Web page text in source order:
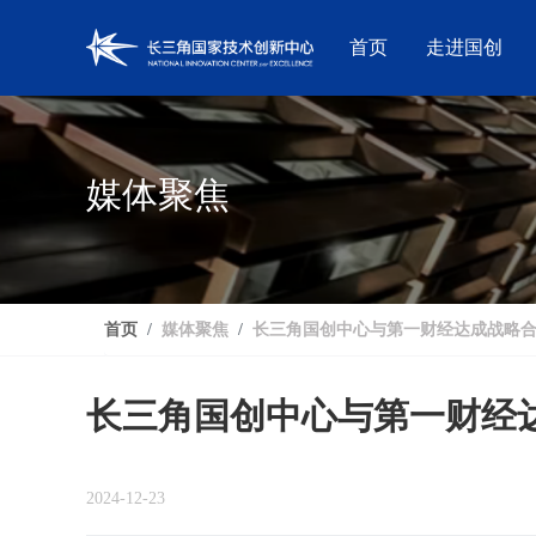
首页 走进国创
媒体聚焦
首页 媒体聚焦 长三角国创中心与第一财经达成战略
长三角国创中心与第一财经
2024-12-23